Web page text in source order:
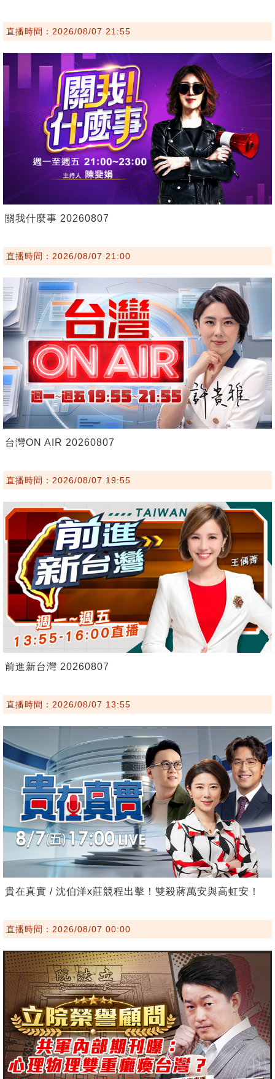
直播時間：2026/08/07 21:55
關我什麼事 20260807
直播時間：2026/08/07 21:00
台灣ON AIR 20260807
直播時間：2026/08/07 19:55
前進新台灣 20260807
直播時間：2026/08/07 13:55
貴在真實 / 沈伯洋x莊競程出擊！雙殺蔣萬安與高虹安！
直播時間：2026/08/07 00:00